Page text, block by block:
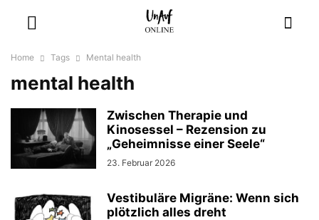
Home Tags Mental health
mental health
Zwischen Therapie und
Kinosessel – Rezension zu
„Geheimnisse einer Seele“
23. Februar 2026
Vestibuläre Migräne: Wenn sich
plötzlich alles dreht